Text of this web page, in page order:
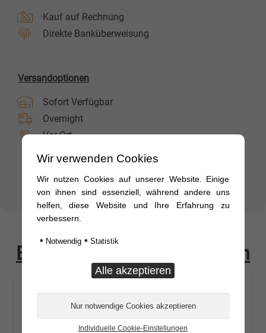
Kauf auf Rechnung
Direkte Banküberweisung
Versandoptionen
Sofort Verfügbar
Overnight
Vor Ort
Halter
für
Geberventil
MAN
In den Warenkorb
Bestellung vervollständigen
Wir verwenden Cookies
Wir nutzen Cookies auf unserer Website. Einige
von ihnen sind essenziell, während andere uns
helfen, diese Website und Ihre Erfahrung zu
verbessern.
• Notwendig • Statistik
Individuelle Cookie-Einstellungen